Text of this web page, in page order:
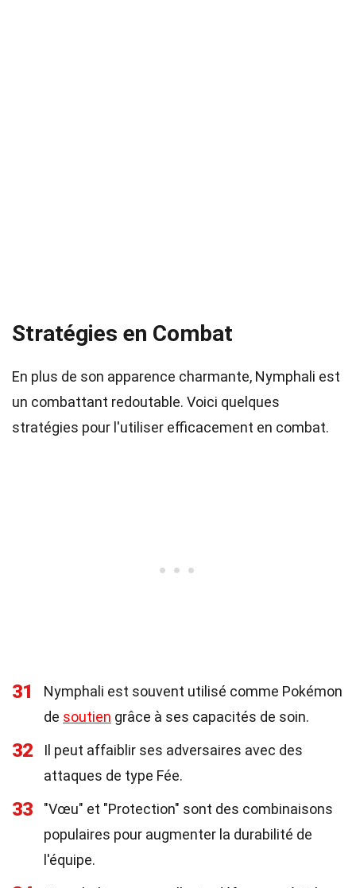
Stratégies en Combat
En plus de son apparence charmante, Nymphali est
un combattant redoutable. Voici quelques
stratégies pour l'utiliser efficacement en combat.
31
Nymphali est souvent utilisé comme Pokémon
de soutien grâce à ses capacités de soin.
32
Il peut affaiblir ses adversaires avec des
attaques de type Fée.
33
"Vœu" et "Protection" sont des combinaisons
populaires pour augmenter la durabilité de
l'équipe.